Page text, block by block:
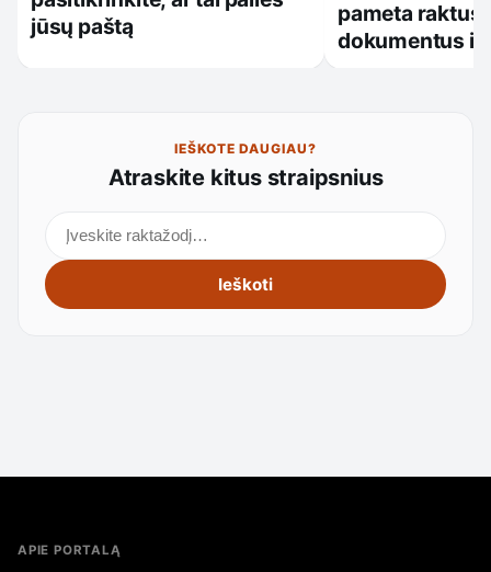
jūsų paštą
pameta raktus,
dokumentus ir
IEŠKOTE DAUGIAU?
Atraskite kitus straipsnius
Ieškoti
APIE PORTALĄ